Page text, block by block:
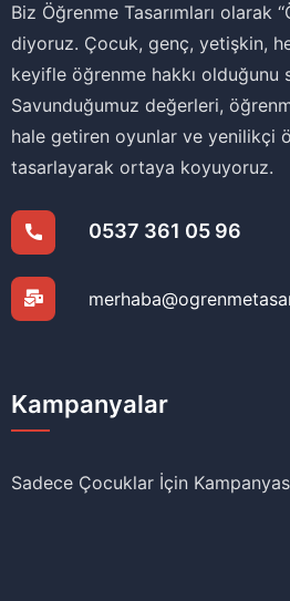
Biz Öğrenme Tasarımları olarak
diyoruz. Çocuk, genç, yetişkin,
keyifle öğrenme hakkı olduğunu
Savunduğumuz değerleri,
hale getiren oyunlar ve yenilikçi
tasarlayarak ortaya koyuyoruz.
0537 361 05 96
Kampanyalar
Sadece Çocuklar İçin